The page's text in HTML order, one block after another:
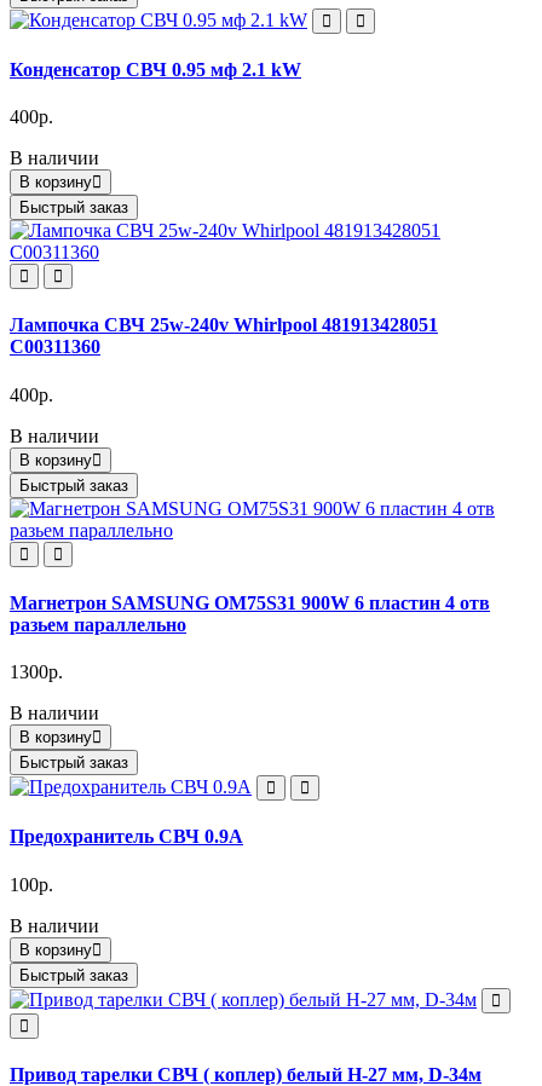
Конденсатор СВЧ 0.95 мф 2.1 kW
400р.
В наличии
В корзину
Быстрый заказ
Лампочка СВЧ 25w-240v Whirlpool 481913428051
C00311360
400р.
В наличии
В корзину
Быстрый заказ
Магнетрон SAMSUNG OM75S31 900W 6 пластин 4 отв
разьем параллельно
1300р.
В наличии
В корзину
Быстрый заказ
Предохранитель СВЧ 0.9А
100р.
В наличии
В корзину
Быстрый заказ
Привод тарелки СВЧ ( коплер) белый H-27 мм, D-34м